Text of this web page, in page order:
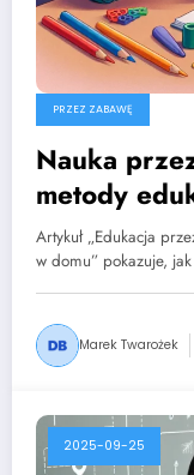
PRZEZ ZABAWĘ
Nauka
metody
Artykuł „Edukacja
w domu” pokazuje,
Marek Twarożek
2025-09-25